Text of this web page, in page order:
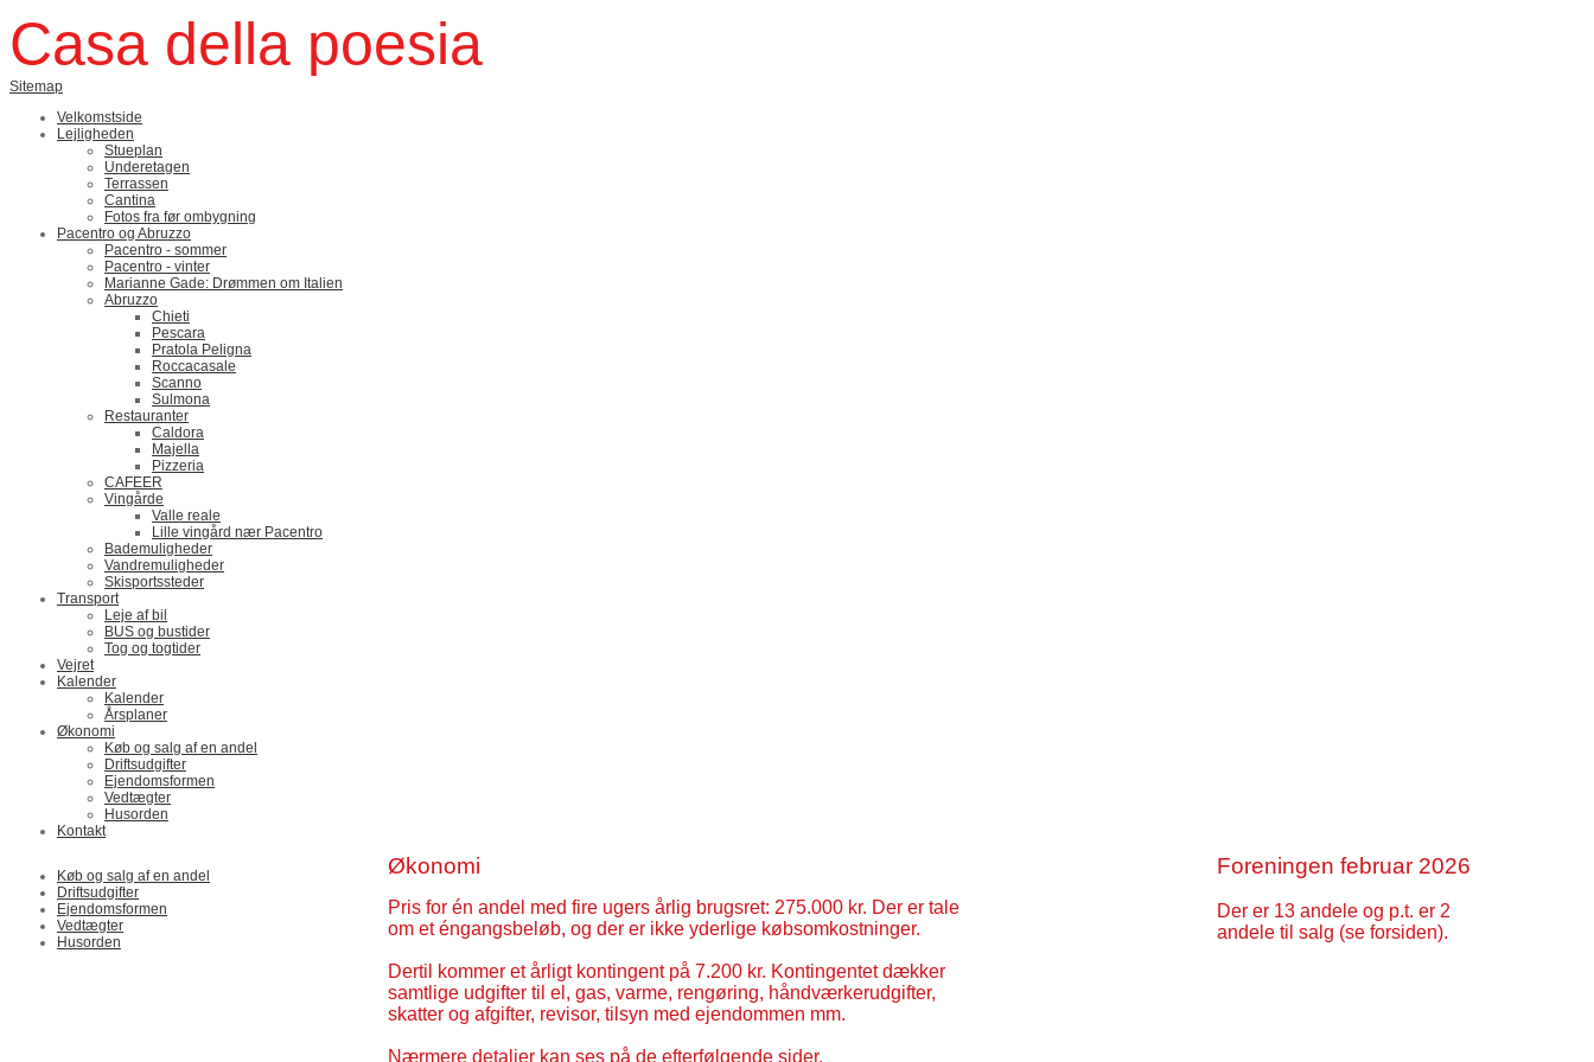
Casa della poesia
Sitemap
Velkomstside
Lejligheden
Stueplan
Underetagen
Terrassen
Cantina
Fotos fra før ombygning
Pacentro og Abruzzo
Pacentro - sommer
Pacentro - vinter
Marianne Gade: Drømmen om Italien
Abruzzo
Chieti
Pescara
Pratola Peligna
Roccacasale
Scanno
Sulmona
Restauranter
Caldora
Majella
Pizzeria
CAFEER
Vingårde
Valle reale
Lille vingård nær Pacentro
Bademuligheder
Vandremuligheder
Skisportssteder
Transport
Leje af bil
BUS og bustider
Tog og togtider
Vejret
Kalender
Kalender
Årsplaner
Økonomi
Køb og salg af en andel
Driftsudgifter
Ejendomsformen
Vedtægter
Husorden
Kontakt
Køb og salg af en andel
Driftsudgifter
Ejendomsformen
Vedtægter
Husorden
Økonomi
Pris for én andel med fire ugers årlig brugsret: 275.000 kr. Der er tale
om et éngangsbeløb, og der er ikke yderlige købsomkostninger.
Dertil kommer et årligt kontingent på 7.200 kr. Kontingentet dækker
samtlige udgifter til el, gas, varme, rengøring, håndværkerudgifter,
skatter og afgifter, revisor, tilsyn med ejendommen mm.
Nærmere detaljer kan ses på de efterfølgende sider.
Foreningen februar 2026
Der er 13 andele og p.t. er 2
andele til salg (se forsiden).